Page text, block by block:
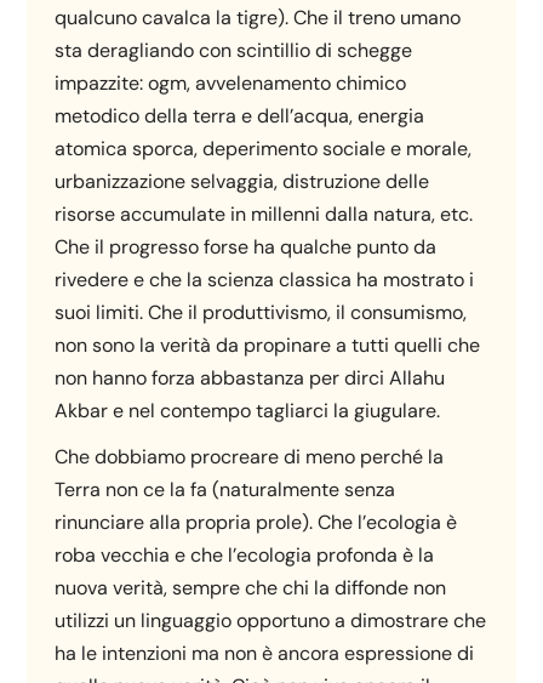
qualcuno cavalca la tigre). Che il treno umano
sta deragliando con scintillio di schegge
impazzite: ogm, avvelenamento chimico
metodico della terra e dell’acqua, energia
atomica sporca, deperimento sociale e morale,
urbanizzazione selvaggia, distruzione delle
risorse accumulate in millenni dalla natura, etc.
Che il progresso forse ha qualche punto da
rivedere e che la scienza classica ha mostrato i
suoi limiti. Che il produttivismo, il consumismo,
non sono la verità da propinare a tutti quelli che
non hanno forza abbastanza per dirci Allahu
Akbar e nel contempo tagliarci la giugulare.
Che dobbiamo procreare di meno perché la
Terra non ce la fa (naturalmente senza
rinunciare alla propria prole). Che l’ecologia è
roba vecchia e che l’ecologia profonda è la
nuova verità, sempre che chi la diffonde non
utilizzi un linguaggio opportuno a dimostrare che
ha le intenzioni ma non è ancora espressione di